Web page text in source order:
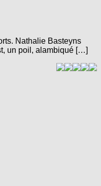
Nathalie Basteyns
un poil, alambiqué […]